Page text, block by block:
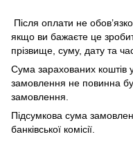
Після оплати не
якщо ви бажаєте це
прізвище, суму, дату та
Сума зарахованих коштів
замовлення не повинна
замовлення.
Підсумкова сума
банківської комісії.